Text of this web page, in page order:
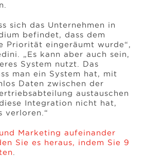
sich das Unternehmen in
befindet, dass dem
Priorität eingeräumt wurde“,
„Es kann aber auch sein,
System nutzt. Das
man ein System hat, mit
Daten zwischen der
austauschen
Integration nicht hat,
verloren.“
Marketing aufeinander
Sie es heraus, indem Sie 9